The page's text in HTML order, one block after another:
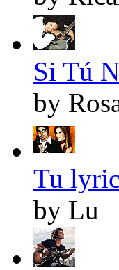
Si Tú
by
Tu
by Lu